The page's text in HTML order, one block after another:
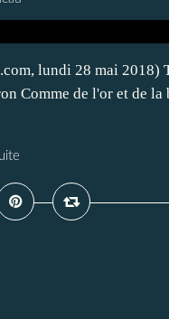
lundi 28 mai 2018)
Comme de l'or et de